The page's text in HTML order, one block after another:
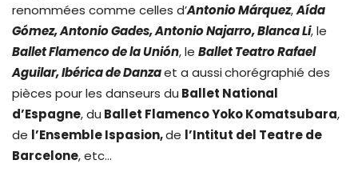
renommées comme celles d’Antonio Márquez,Aída
Gómez, Antonio Gades, Antonio Najarro, Blanca Li, le
Ballet Flamenco de la Unión, le Ballet Teatro Rafael
Aguilar, Ibérica de Danzaet a aussichorégraphié des
pièces pour les danseurs du Ballet National
d’Espagne, du Ballet Flamenco Yoko Komatsubara,
de l’Ensemble Ispasion,de l’Intitut del Teatre de
Barcelone, etc…